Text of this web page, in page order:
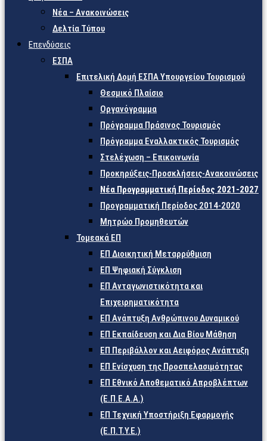
Νέα – Ανακοινώσεις
Δελτία Τύπου
Επενδύσεις
ΕΣΠΑ
Επιτελική Δομή ΕΣΠΑ Υπουργείου Τουρισμού
Θεσμικό Πλαίσιο
Οργανόγραμμα
Πρόγραμμα Πράσινος Τουρισμός
Πρόγραμμα Εναλλακτικός Τουρισμός
Στελέχωση – Επικοινωνία
Προκηρύξεις-Προσκλήσεις-Ανακοινώσεις
Νέα Προγραμματική Περίοδος 2021-2027
Προγραμματική Περίοδος 2014-2020
Μητρώο Προμηθευτών
Τομεακά ΕΠ
ΕΠ Διοικητική Μεταρρύθμιση
ΕΠ Ψηφιακή Σύγκλιση
ΕΠ Ανταγωνιστικότητα και
Επιχειρηματικότητα
ΕΠ Ανάπτυξη Ανθρώπινου Δυναμικού
ΕΠ Εκπαίδευση και Δια Βίου Μάθηση
ΕΠ Περιβάλλον και Αειφόρος Ανάπτυξη
ΕΠ Ενίσχυση της Προσπελασιμότητας
ΕΠ Εθνικό Αποθεματικό Απροβλέπτων
(Ε.Π.Ε.Α.Α.)
ΕΠ Τεχνική Υποστήριξη Εφαρμογής
(Ε.Π.Τ.Υ.Ε.)